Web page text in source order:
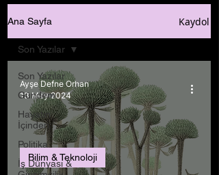
Ana Sayfa Kaydol
Son Yazılar
Gündem
Hayatın
İçinden
Politika
İş Dünyası &
Son Yazılar
Bilim & Teknoloji
Ayşe Defne Orhan
13 May 2024